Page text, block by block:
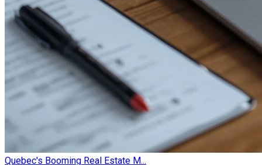
Quebec's Booming Real Estate M...